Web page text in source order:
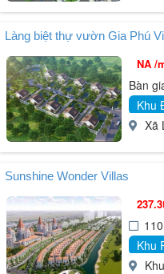
Làng biệt thự vườn Gia Phú
NA /
Bàn
Khu
Xã
Sunshine Wonder Villas
Khu